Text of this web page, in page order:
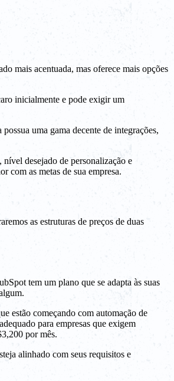
mais acentuada, mas oferece mais opções
inicialmente e pode exigir um
uma gama decente de integrações,
desejado de personalização e
com as metas de sua empresa.
as estruturas de preços de duas
tem um plano que se adapta às suas
estão começando com automação de
para empresas que exigem
por mês.
alinhado com seus requisitos e